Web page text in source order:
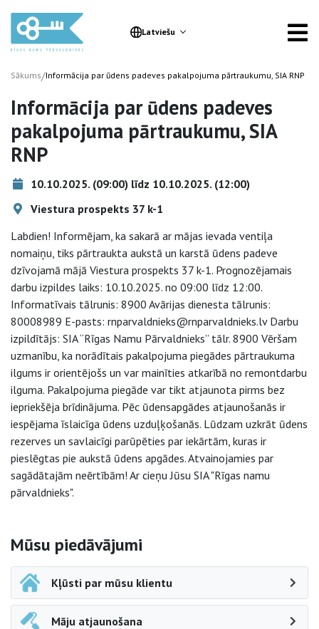
Latviešu
Sākums/Informācija par ūdens padeves pakalpojuma pārtraukumu, SIA RNP
Informācija par ūdens padeves
pakalpojuma pārtraukumu, SIA
RNP
10.10.2025. (09:00) līdz 10.10.2025. (12:00)
Viestura prospekts 37 k-1
Labdien! Informējam, ka sakarā ar mājas ievada ventiļa
nomaiņu, tiks pārtraukta aukstā un karstā ūdens padeve
dzīvojamā mājā Viestura prospekts 37 k-1. Prognozējamais
darbu izpildes laiks: 10.10.2025. no 09:00 līdz 12:00.
Informatīvais tālrunis: 8900 Avārijas dienesta tālrunis:
80008989 E-pasts: rnparvaldnieks@rnparvaldnieks.lv Darbu
izpildītājs: SIA “Rīgas Namu Pārvaldnieks” tālr. 8900 Vēršam
uzmanību, ka norādītais pakalpojuma piegādes pārtraukuma
ilgums ir orientējošs un var mainīties atkarībā no remontdarbu
ilguma. Pakalpojuma piegāde var tikt atjaunota pirms bez
iepriekšēja brīdinājuma. Pēc ūdensapgādes atjaunošanās ir
iespējama īslaicīga ūdens uzduļķošanās. Lūdzam uzkrāt ūdens
rezerves un savlaicīgi parūpēties par iekārtām, kuras ir
pieslēgtas pie aukstā ūdens apgādes. Atvainojamies par
sagādātajām neērtībām! Ar cieņu Jūsu SIA "Rīgas namu
pārvaldnieks".
Sāna navigācija
Mūsu piedāvājumi
Kļūsti par mūsu klientu
Māju atjaunošana